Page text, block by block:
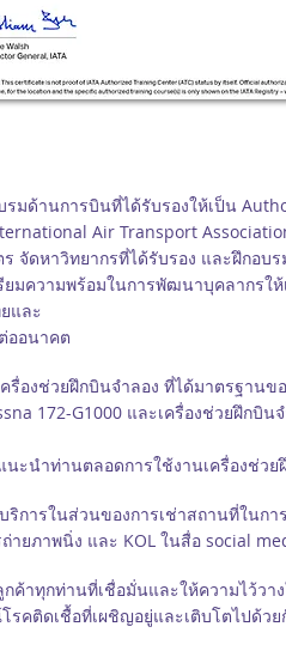
านการบินที่ได้รับรองให้เป็น
Air Transport
จัดหาวิทยากรที่ได้รับรอง และฝึกอบ
ยมความพร้อมในการพัฒนาบุคลากรใ
และ
ออนาคต
งช่วยฝึกบินจำลอง ที่ได้มาตรฐานข
172-G1000 และเครื่องช่วยฝึก
ะนำท่านตลอดการใช้งานเครื่องช่วย
ารในส่วนของการเช่าสถานที่ในกา
ายภาพนิ่ง และ KOL ในสื่อ social
กท่านที่เชื่อมั่นและให้ความไว้วาง
รคติดเชื้อที่เผชิญอยู่และเติบโตไปด้ว